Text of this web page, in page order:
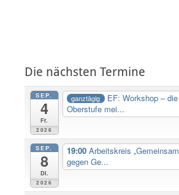
Die nächsten Termine
SEP.
4
Fr.
2026
ganztägig
EF: Workshop – die
Oberstufe mei...
SEP.
8
Di.
2026
19:00 Arbeitskreis „Gemeinsam
gegen Ge...